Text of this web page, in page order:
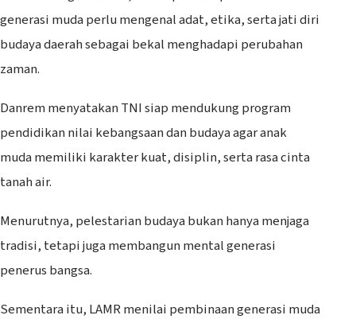
generasi muda perlu mengenal adat, etika, serta jati diri
budaya daerah sebagai bekal menghadapi perubahan
zaman.
Danrem menyatakan TNI siap mendukung program
pendidikan nilai kebangsaan dan budaya agar anak
muda memiliki karakter kuat, disiplin, serta rasa cinta
tanah air.
Menurutnya, pelestarian budaya bukan hanya menjaga
tradisi, tetapi juga membangun mental generasi
penerus bangsa.
Sementara itu, LAMR menilai pembinaan generasi muda